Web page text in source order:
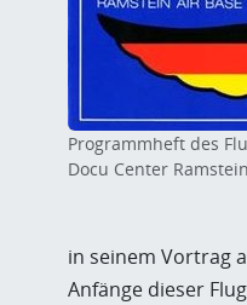
Programmheft des
Docu Center
in seinem Vortrag
Anfänge dieser